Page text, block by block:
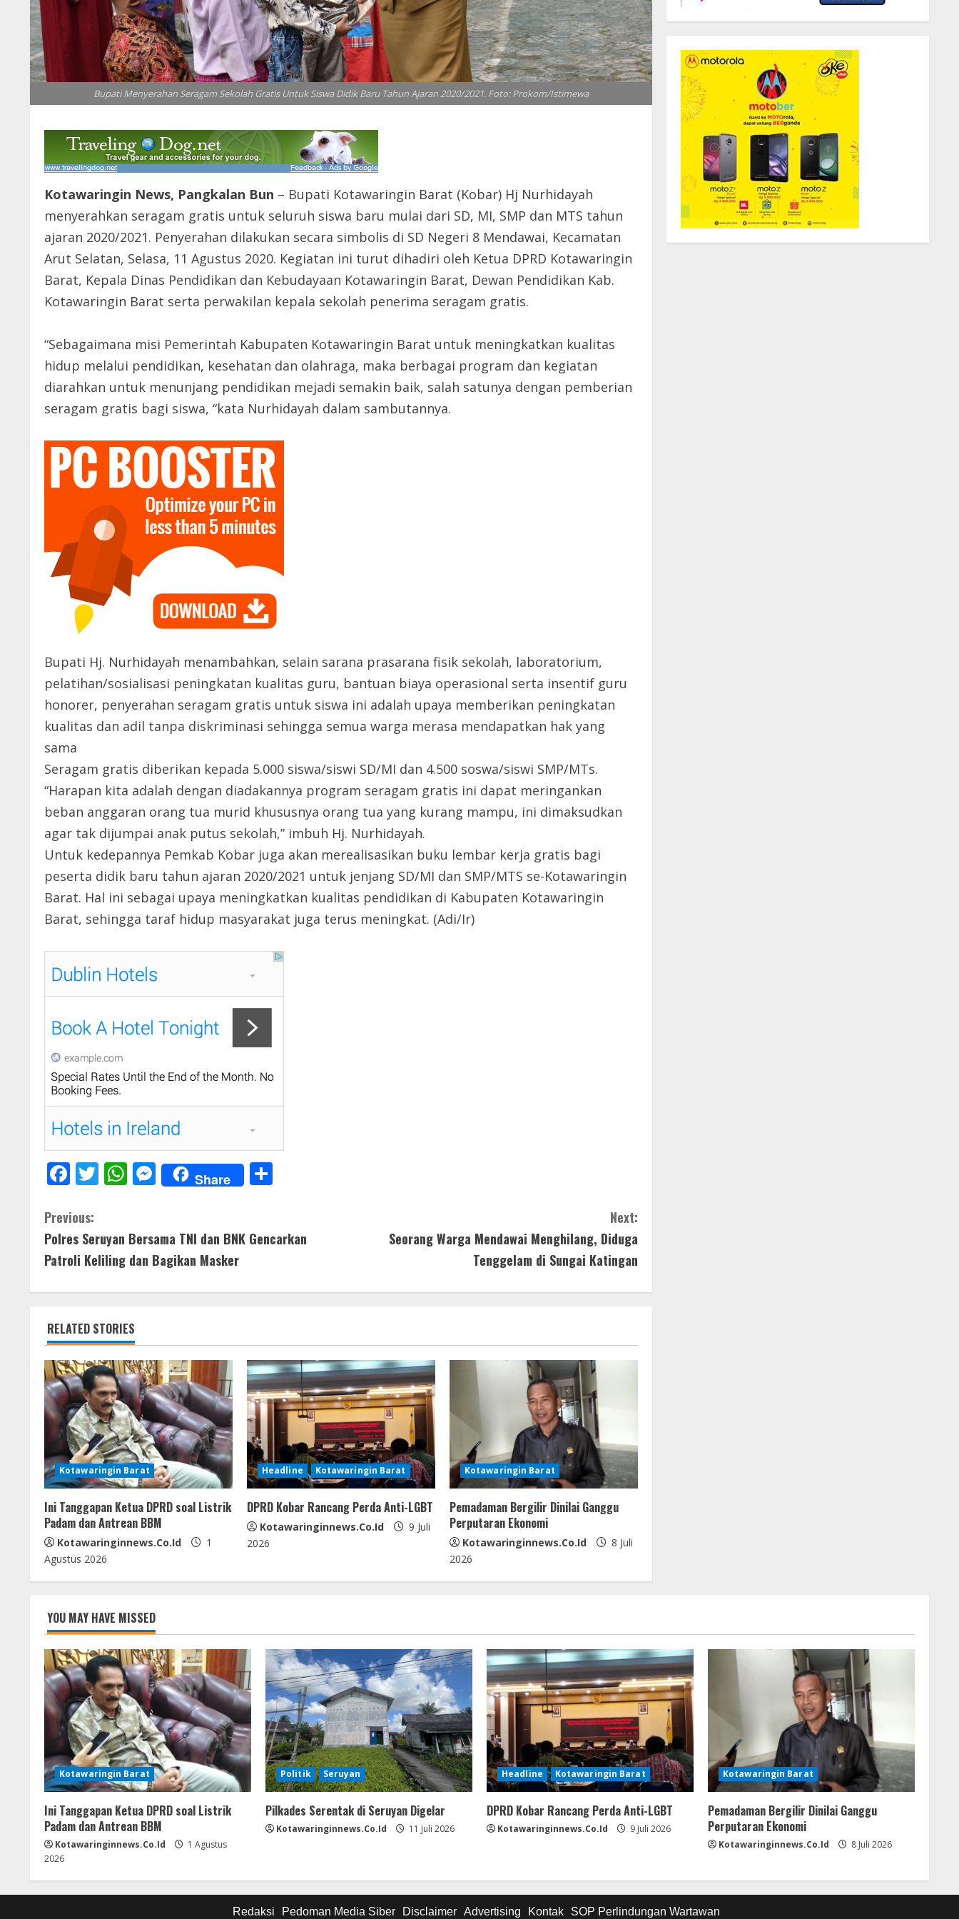
Bupati Menyerahan Seragam Sekolah Gratis Untuk Siswa Didik Baru Tahun Ajaran 2020/2021. Foto: Prokom/Istimewa
Kotawaringin News, Pangkalan Bun – Bupati Kotawaringin Barat (Kobar) Hj Nurhidayah
menyerahkan seragam gratis untuk seluruh siswa baru mulai dari SD, MI, SMP dan MTS tahun
ajaran 2020/2021. Penyerahan dilakukan secara simbolis di SD Negeri 8 Mendawai, Kecamatan
Arut Selatan, Selasa, 11 Agustus 2020. Kegiatan ini turut dihadiri oleh Ketua DPRD Kotawaringin
Barat, Kepala Dinas Pendidikan dan Kebudayaan Kotawaringin Barat, Dewan Pendidikan Kab.
Kotawaringin Barat serta perwakilan kepala sekolah penerima seragam gratis.
“Sebagaimana misi Pemerintah Kabupaten Kotawaringin Barat untuk meningkatkan kualitas
hidup melalui pendidikan, kesehatan dan olahraga, maka berbagai program dan kegiatan
diarahkan untuk menunjang pendidikan mejadi semakin baik, salah satunya dengan pemberian
seragam gratis bagi siswa, “kata Nurhidayah dalam sambutannya.
Bupati Hj. Nurhidayah menambahkan, selain sarana prasarana fisik sekolah, laboratorium,
pelatihan/sosialisasi peningkatan kualitas guru, bantuan biaya operasional serta insentif guru
honorer, penyerahan seragam gratis untuk siswa ini adalah upaya memberikan peningkatan
kualitas dan adil tanpa diskriminasi sehingga semua warga merasa mendapatkan hak yang
sama
Seragam gratis diberikan kepada 5.000 siswa/siswi SD/MI dan 4.500 soswa/siswi SMP/MTs.
“Harapan kita adalah dengan diadakannya program seragam gratis ini dapat meringankan
beban anggaran orang tua murid khususnya orang tua yang kurang mampu, ini dimaksudkan
agar tak dijumpai anak putus sekolah,” imbuh Hj. Nurhidayah.
Untuk kedepannya Pemkab Kobar juga akan merealisasikan buku lembar kerja gratis bagi
peserta didik baru tahun ajaran 2020/2021 untuk jenjang SD/MI dan SMP/MTS se-Kotawaringin
Barat. Hal ini sebagai upaya meningkatkan kualitas pendidikan di Kabupaten Kotawaringin
Barat, sehingga taraf hidup masyarakat juga terus meningkat. (Adi/Ir)
F
e
b
o
o
T
er
W
s
A
p
M
e
e
n
g
Share
e
C
o
i
n
u
e
R
e
a
d
i
n
g
Previous:
Polres Seruyan Bersama TNI dan BNK Gencarkan
Patroli Keliling dan Bagikan Masker
Next:
Seorang Warga Mendawai Menghilang, Diduga
Tenggelam di Sungai Katingan
RELATED STORIES
Kotawaringin Barat
Ini Tanggapan Ketua DPRD soal Listrik
Padam dan Antrean BBM
Kotawaringinnews.co.id
1
Agustus 2026
Headline Kotawaringin Barat
DPRD Kobar Rancang Perda Anti-LGBT
Kotawaringinnews.co.id
9 Juli
2026
Kotawaringin Barat
Pemadaman Bergilir Dinilai Ganggu
Perputaran Ekonomi
Kotawaringinnews.co.id
8 Juli
2026
YOU MAY HAVE MISSED
Kotawaringin Barat
Ini Tanggapan Ketua DPRD soal Listrik
Padam dan Antrean BBM
Kotawaringinnews.co.id
1 Agustus
2026
Politik Seruyan
Pilkades Serentak di Seruyan Digelar
Kotawaringinnews.co.id 11 Juli 2026
Headline Kotawaringin Barat
DPRD Kobar Rancang Perda Anti-LGBT
Kotawaringinnews.co.id 9 Juli 2026
Kotawaringin Barat
Pemadaman Bergilir Dinilai Ganggu
Perputaran Ekonomi
Kotawaringinnews.co.id 8 Juli 2026
Redaksi Pedoman Media Siber Disclaimer Advertising Kontak SOP Perlindungan Wartawan